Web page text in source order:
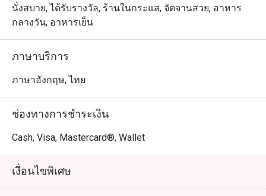
นั่งสบาย, ได้รับรางวัล, ร้านในกระแส, จัดจานสวย, อาหาร
กลางวัน, อาหารเย็น
ภาษาบริการ
ภาษาอังกฤษ, ไทย
ช่องทางการชำระเงิน
Cash, Visa, Mastercard®, Wallet
เงื่อนไขพิเศษ